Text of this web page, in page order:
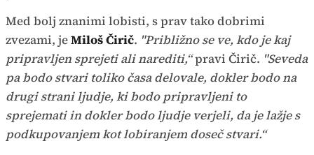
Med bolj znanimi lobisti, s prav tako dobrimi
zvezami, jeMiloš Čirič. "Približno se ve, kdo je kaj
pripravljen sprejeti ali narediti,“pravi Čirič. "Seveda
pa bodo stvari toliko časa delovale, dokler bodo na
drugi strani ljudje, ki bodo pripravljeni to
sprejemati in dokler bodo ljudje verjeli, da je lažje s
podkupovanjem kot lobiranjem doseč stvari.“